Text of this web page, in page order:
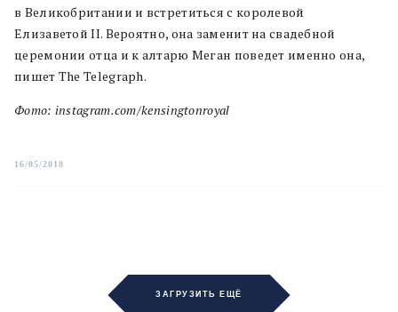
в Великобритании и встретиться с королевой
Елизаветой II. Вероятно, она заменит на свадебной
церемонии отца и к алтарю Меган поведет именно она,
пишет The Telegraph.
Фото: instagram.com/kensingtonroyal
16/05/2018
ЗАГРУЗИТЬ ЕЩЁ